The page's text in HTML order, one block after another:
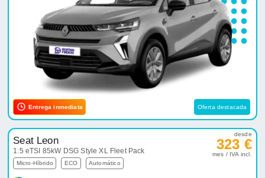
Entrega inmediata Oferta destacada
Seat Leon
1.5 eTSI 85kW DSG Style XL Fleet Pack
Micro-Híbrido ECO Automático
desde
323 €
mes / IVA incl.